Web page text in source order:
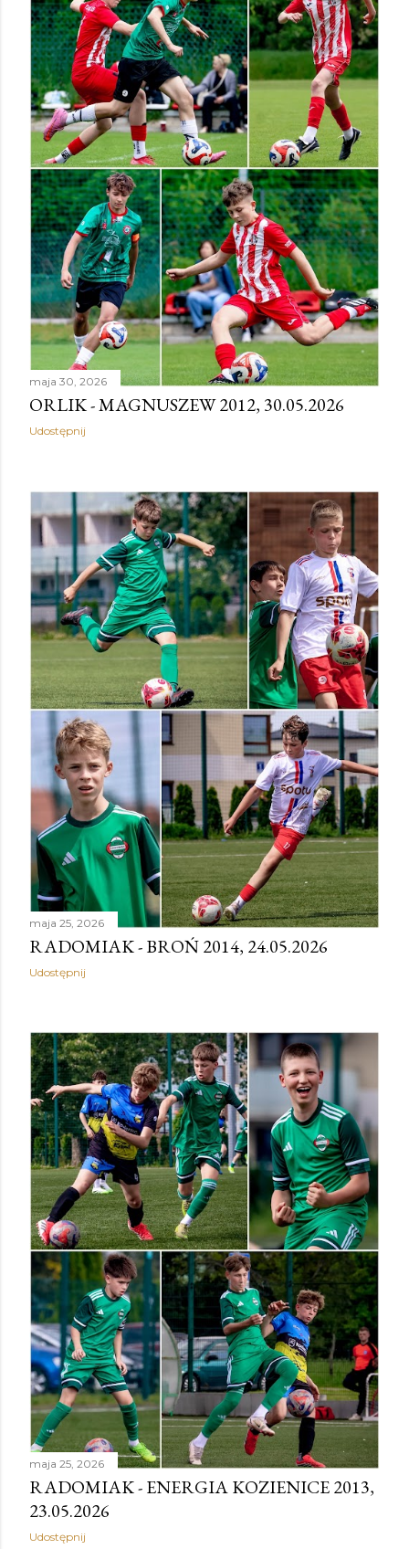
maja 30, 2026
ORLIK - MAGNUSZEW 2012, 30.05.2026
Udostępnij
maja 25, 2026
RADOMIAK - BROŃ 2014, 24.05.2026
Udostępnij
maja 25, 2026
RADOMIAK - ENERGIA KOZIENICE 2013,
23.05.2026
Udostępnij